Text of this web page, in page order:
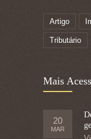
Artigo
Tributário
Mais
20
MAR